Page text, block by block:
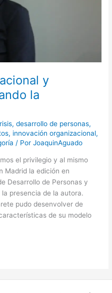
y
la
,desarrollo de personas,
, innovación organizacional,
/ PorJoaquinAguado
el privilegio y al mismo
Madrid la edición en
Desarrollo de Personas y
presencia de la autora.
pudo desenvolver de
de su modelo